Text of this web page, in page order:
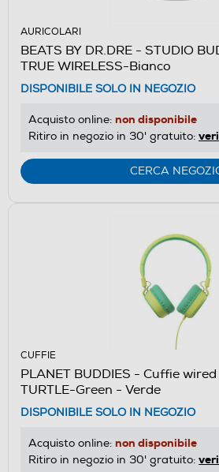
AURICOLARI
BEATS BY DR.DRE - STUDIO
TRUE WIRELESS-Bianco
DISPONIBILE SOLO IN NEGOZIO
Acquisto online: non disponibile
Ritiro in negozio in 30' gratuito:
CERCA
CUFFIE
PLANET BUDDIES - Cuffie wired
TURTLE-Green - Verde
DISPONIBILE SOLO IN NEGOZIO
Acquisto online: non disponibile
Ritiro in negozio in 30' gratuito: